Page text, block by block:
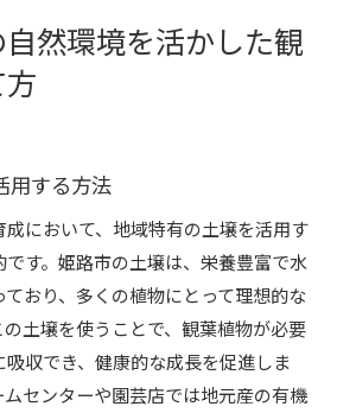
然環境を活かした観
方
用する方法
において、地域特有の土壌を活用す
す。姫路市の土壌は、栄養豊富で水
おり、多くの植物にとって理想的な
土壌を使うことで、観葉植物が必要
収でき、健康的な成長を促進しま
センターや園芸店では地元産の有機